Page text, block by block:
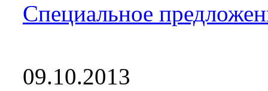
Специальное
09.10.2013